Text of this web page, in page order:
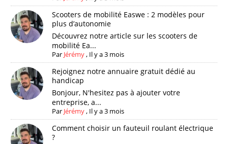
Scooters de mobilité Easwe : 2 modèles pour
plus d’autonomie
Découvrez notre article sur les scooters de
mobilité Ea...
Par Jérémy, Il y a 3 mois
Rejoignez notre annuaire gratuit dédié au
handicap
Bonjour, N'hesitez pas à ajouter votre
entreprise, a...
Par Jérémy, Il y a 3 mois
Comment choisir un fauteuil roulant électrique
?